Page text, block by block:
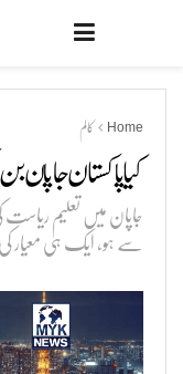
Home کالم
کیا پاکستان جاپان
جاپان میں تعلیم ریاست
سے ہو، ایک ہی معیار